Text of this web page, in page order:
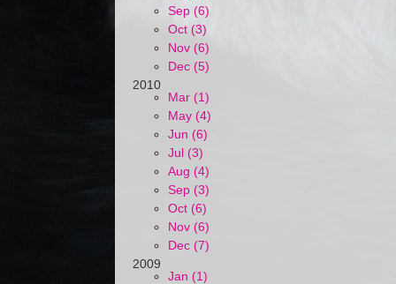
Sep (6)
Oct (3)
Nov (6)
Dec (5)
2010
Mar (1)
May (4)
Jun (6)
Jul (3)
Aug (4)
Sep (3)
Oct (6)
Nov (6)
Dec (7)
2009
Jan (1)